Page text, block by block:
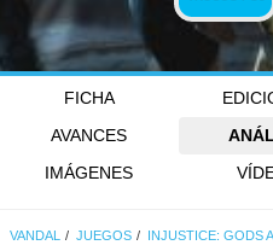
FICHA
AVANCES
IMÁGENES
VANDAL JUEGOS INJUSTICE: GODS